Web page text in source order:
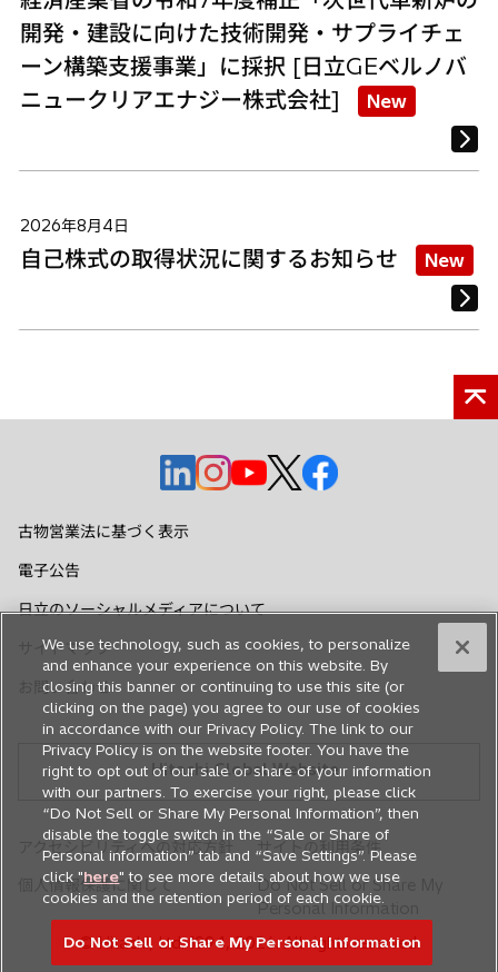
開発・建設に向けた技術開発・サプライチェ
ーン構築支援事業」に採択 [日立GEベルノバ
ニュークリアエナジー株式会社]
New
2026年8月4日
自己株式の取得状況に関するお知らせ New
新
し
で
く
新
で
く
新
し
く
新
し
く
新
く
古物営業法に基づく表示
電子公告
日立のソーシャルメディアについて
サイトマップ
お問い合わせ
Hitachi Global Website
© Hitachi, Ltd. 1994,2026. All rights reserved.
アクセシビリティへの対応方針
サイトの利用条件
個人情報保護に関して
Do Not Sell or Share My
Personal Information
We use technology, such as cookies, to personalize
and enhance your experience on this website. By
closing this banner or continuing to use this site (or
clicking on the page) you agree to our use of cookies
in accordance with our Privacy Policy. The link to our
Privacy Policy is on the website footer. You have the
right to opt out of our sale or share of your information
with our partners. To exercise your right, please click
“Do Not Sell or Share My Personal Information”, then
disable the toggle switch in the “Sale or Share of
Personal information” tab and “Save Settings”. Please
click "here" to see more details about how we use
cookies and the retention period of each cookie.
Do Not Sell or Share My Personal Information